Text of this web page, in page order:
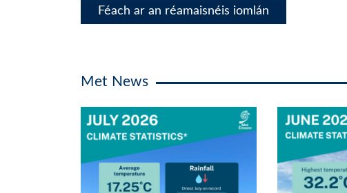
Féach ar an réamaisnéis iomlán
Met News